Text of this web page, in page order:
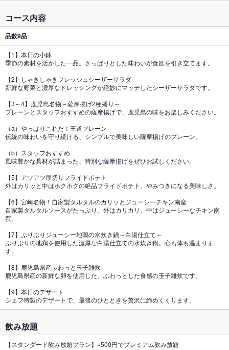
コース内容
品数9品
【1】本日の小鉢
季節の素材を活かした一品。さっぱりとした味わいが食欲を引き立てます。
【2】しゃきしゃきフレッシュシーザーサラダ
新鮮な野菜と濃厚なドレッシングが絶妙にマッチしたシーザーサラダです。
【3～4】鹿児島名物～薩摩揚げ2種盛り～
プレーンとスタッフおすすめの薩摩揚げで、鹿児島の味をお楽しみください。
（a）やっぱりこれだ！王道プレーン
伝統の味わいを守り続ける、シンプルで美味しい薩摩揚げのプレーン。
（b）スタッフおすすめ
風味豊かな具材が詰まった、特別な薩摩揚げをぜひお試しください。
【5】アツアツ厚切りフライドポテト
外はカリッと中はホクホクの絶品フライドポテト。やみつきになる美味しさ。
【6】宮崎名物！自家製タルタルのカリッとジューシーチキン南蛮
自家製タルタルソースがたっぷり。外はカリカリ、中はジューシーなチキン南
蛮。
【7】ぷりぷりジューシー地鶏の水炊き鍋～白湯仕立て～
ぷりぷりの地鶏を使用した濃厚な白湯仕立ての水炊き鍋。心も体も温まりま
す。
【8】鹿児島県産ふわっと玉子雑炊
鹿児島県産の新鮮な卵を使用した、ふわっとした食感の玉子雑炊です。
【9】本日のデザート
シェフ特製のデザートで、最後のひとときを贅沢に締めくくります。
飲み放題
【スタンダード飲み放題プラン】+500円でプレミアム飲み放題